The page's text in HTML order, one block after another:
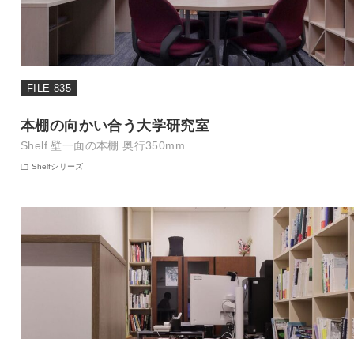
FILE 835
本棚の向かい合う大学研究室
Shelf 壁一面の本棚 奥行350mm
Shelfシリーズ